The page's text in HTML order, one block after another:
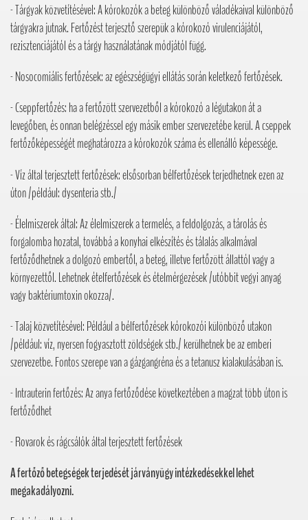
- Tárgyak közvetítésével: A kórokozók a beteg különböző váladékaival különböző
tárgyakra jutnak. Fertőzést terjesztő szerepük a kórokozó virulenciájától,
rezisztenciájától és a tárgy használatának módjától függ.
- Nosocomiális fertőzések: az egészségügyi ellátás során keletkező fertőzések.
- Cseppfertőzés: ha a fertőzött szervezetből a kórokozó a légutakon át a
levegőben, és onnan belégzéssel egy másik ember szervezetébe kerül. A cseppek
fertőzőképességét meghatározza a kórokozók száma és ellenálló képessége.
- Víz által terjesztett fertőzések: elsősorban bélfertőzések terjedhetnek ezen az
úton /például: dysenteria stb./
- Élelmiszerek által: Az élelmiszerek a termelés, a feldolgozás, a tárolás és
forgalomba hozatal, továbbá a konyhai elkészítés és tálalás alkalmával
fertőződhetnek a dolgozó embertől, a beteg, illetve fertőzött állattól vagy a
környezettől. Lehetnek ételfertőzések és ételmérgezések /utóbbit vegyi anyag
vagy baktériumtoxin okozza/.
- Talaj közvetítésével: Például a bélfertőzések kórokozói különböző utakon
/például: víz, nyersen fogyasztott zöldségek stb./ kerülhetnek be az emberi
szervezetbe. Fontos szerepe van a gázgangréna és a tetanusz kialakulásában is.
- Intrauterin fertőzés: Az anya fertőződése következtében a magzat több úton is
fertőződhet
- Rovarok és rágcsálók által terjesztett fertőzések
A fertőző betegségek terjedését járványügy intézkedésekkel lehet
megakadályozni.